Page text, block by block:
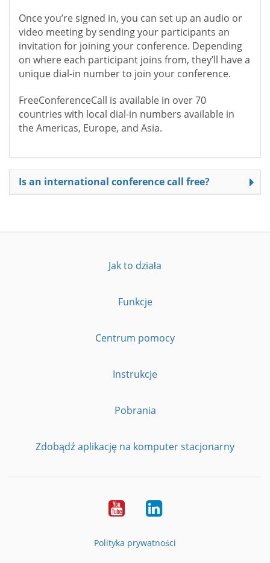
Once you’re signed in, you can set up an audio or
video meeting by sending your participants an
invitation for joining your conference. Depending
on where each participant joins from, they’ll have a
unique dial-in number to join your conference.
FreeConferenceCall is available in over 70
countries with local dial-in numbers available in
the Americas, Europe, and Asia.
Is an international conference call free?
Jak to działa
Funkcje
Centrum pomocy
Instrukcje
Pobrania
Zdobądź aplikację na komputer stacjonarny
YouTubeLinkedIn
Polityka prywatności